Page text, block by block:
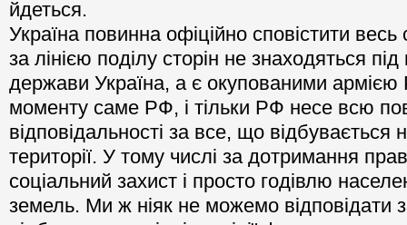
йдеться.
Україна повинна офіційно сповістити весь
за лінією поділу сторін не знаходяться
держави Україна, а є окупованими
моменту саме РФ, і тільки РФ несе всю
відповідальності за все, що відбувається
території. У тому числі за дотримання
соціальний захист і просто годівлю
земель. Ми ж ніяк не можемо відповідати